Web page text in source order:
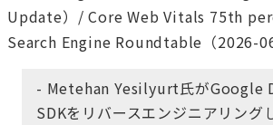
Update）/ Core Web Vitals 75th
Search Engine Roundtable（2026-06
- Metehan Yesilyurt氏がGoogle
SDKをリバースエンジニアリング